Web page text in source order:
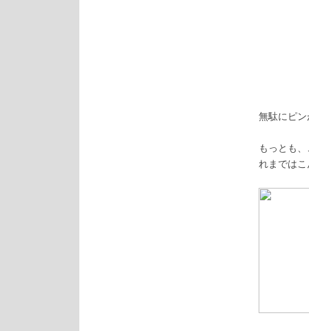
無駄にピ
もっとも
れまでは